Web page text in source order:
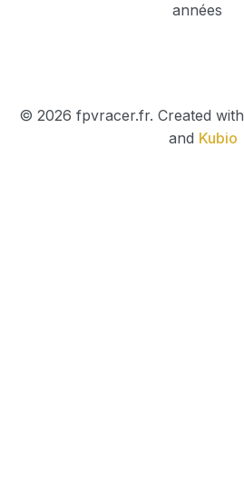
années
© 2026 fpvracer.fr. Created with
and Kubio